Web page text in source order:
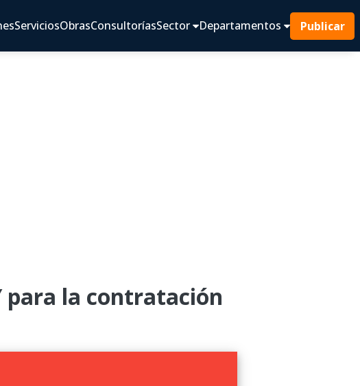
ServiciosObrasConsultoríasSector Departamentos Publicar
para la contratación